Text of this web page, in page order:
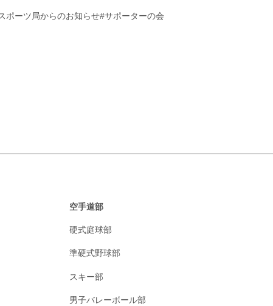
ポーツ局からのお知らせ#サポーターの会
空手道部
硬式庭球部
準硬式野球部
スキー部
男子バレーボール部